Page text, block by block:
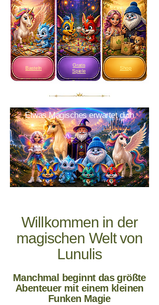
Basteln
Gratis
Spiele
Shop
Etwas Magisches erwartet dich
Willkommen in der
magischen Welt von
Lunulis
Manchmal beginnt das größte
Abenteuer mit einem kleinen
Funken Magie